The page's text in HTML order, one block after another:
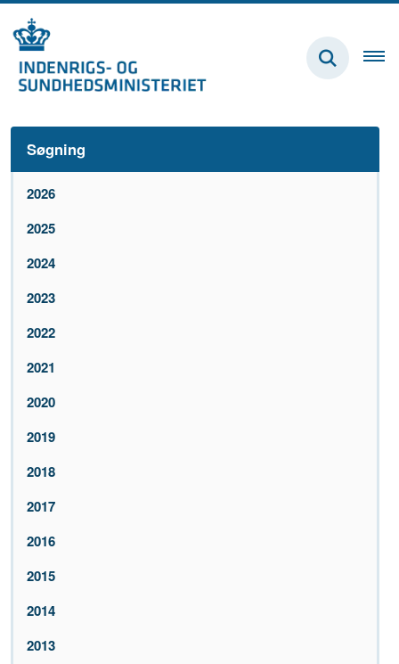
Søgning
2026
2025
2024
2023
2022
2021
2020
2019
2018
2017
2016
2015
2014
2013